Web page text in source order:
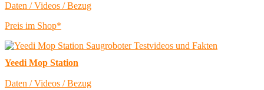
Daten / Videos / Bezug
Preis im Shop*
Yeedi Mop Station
Daten / Videos / Bezug